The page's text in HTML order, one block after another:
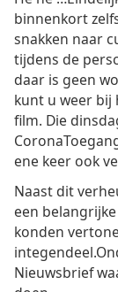
binnenkort
snakken naar
tijdens de
daar is geen
kunt u weer bij
film. Die
ene keer ook
Naast dit
een
konden
Nieuwsbrief